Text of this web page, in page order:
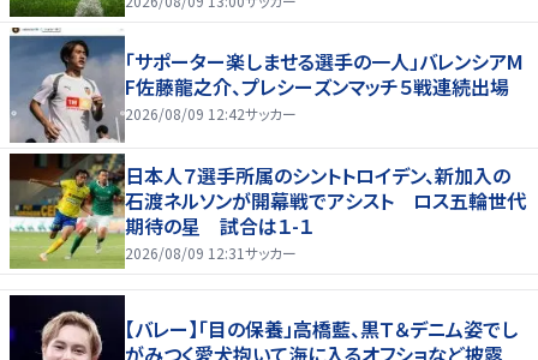
「サポーター楽しませる選手の一人」バレンシアM
F佐藤龍之介、プレシーズンマッチ５戦連続出場
2026/08/09 12:42サッカー
日本人７選手所属のシントトロイデン、新加入の
石渡ネルソンが開幕戦でアシスト ロス五輪世代
期待の星 試合は１-１
2026/08/09 12:31サッカー
【バレー】「目の保養」高橋藍、黒Ｔ＆デニム姿でし